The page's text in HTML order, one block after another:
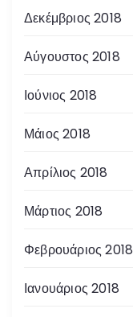
Δεκέμβριος 2018
Αύγουστος 2018
Ιούνιος 2018
Μάιος 2018
Απρίλιος 2018
Μάρτιος 2018
Φεβρουάριος 2018
Ιανουάριος 2018